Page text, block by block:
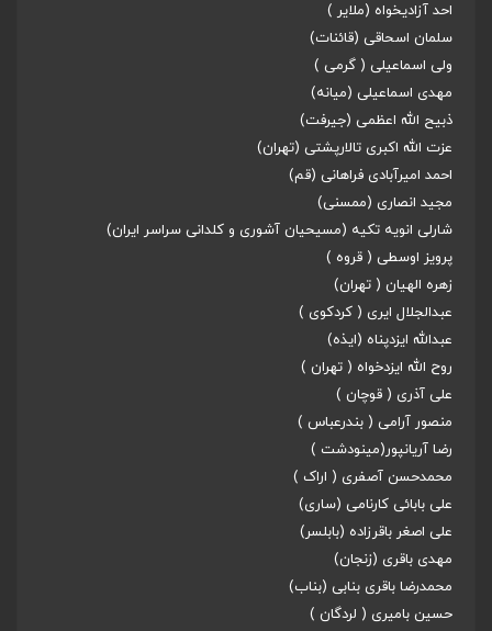
احد آزادیخواه (‌ملایر )
سلمان اسحاقی (قائنات)
ولی اسماعیلی ( گرمی )
مهدی اسماعیلی (میانه)
ذبیح الله اعظمی (جیرفت)
عزت الله اکبری تالارپشتی (تهران)
احمد امیرآبادی فراهانی (قم)
مجید انصاری (ممسنی)
شارلی انویه تکیه (‌مسیحیان آشوری و کلدانی سراسر ایران)
پرویز اوسطی ( قروه )
زهره الهیان ( تهران)
عبدالجلال ایری ( کردکوی )
عبدالله ایزدپناه (ایذه)
روح الله ایزدخواه ( تهران )
علی آذری ( قوچان )
منصور آرامی ( بندرعباس )
رضا آریانپور(مینودشت )
محمدحسن آصفری ( اراک )
علی بابائی کارنامی (ساری)
علی اصغر باقرزاده (بابلسر)
مهدی باقری (زنجان)
محمدرضا باقری بنابی (بناب)
حسین بامیری ( لردگان )